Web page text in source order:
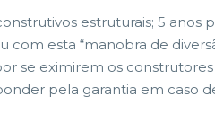
estruturais; 5 anos
com esta “manobra de
se eximirem os
pela garantia em caso